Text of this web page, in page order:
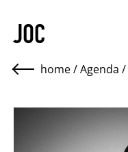
JOC
home/Agenda /